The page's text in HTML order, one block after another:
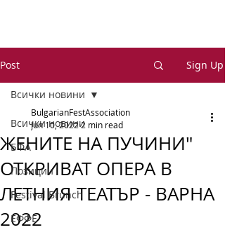
Post Sign Up
Всички новини
БФА
Позиции
Festival Brunch
ЕФФЕ
Всички новини
ЖЕНИТЕ НА ПУЧИНИ"
ОТКРИВАТ ОПЕРА В
ЛЕТНИЯ ТЕАТЪР - ВАРНА
2022
BulgarianFestAssociation
Jun 10, 2022 2 min read